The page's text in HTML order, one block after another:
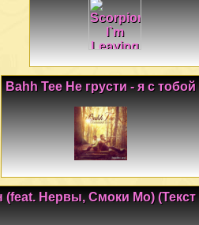
Bahh Tee Не грусти - я с тобой
(feat. Нервы, Смоки Мо) (Текст